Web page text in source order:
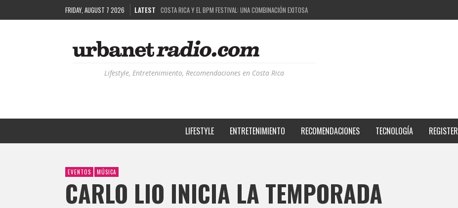
FRIDAY, AUGUST 7 2026 LATEST RUTAS NATURBANAS: EL PROYECTO QUE ESTÁ TRANSFORMANDO LA CALIDAD DE VIDA DEL TRANSEÚNTE TICO CON
LA HISTORIA DETRÁS DE LA MÚSICA ELECTRÓNICA: BBC RADIOPHONIC WORKSHOP
COSTA RICA Y EL BPM FESTIVAL: UNA COMBINACIÓN EXITOSA
Lifestyle, Entretenimiento, Recomendaciones en Costa Rica
LIFESTYLE ENTRETENIMIENTO RECOMENDACIONES TECNOLOGÍA
EVENTOS MÚSICA
CARLO LIO INICIA LA TEMPORADA